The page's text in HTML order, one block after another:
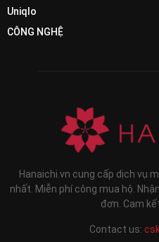
Uniqlo
CÔNG NGHỆ
Hanaichi.vn cung cấp dịch vụ
nhất. Miễn phí công mua hộ.
đơn. Cam
Contact us: